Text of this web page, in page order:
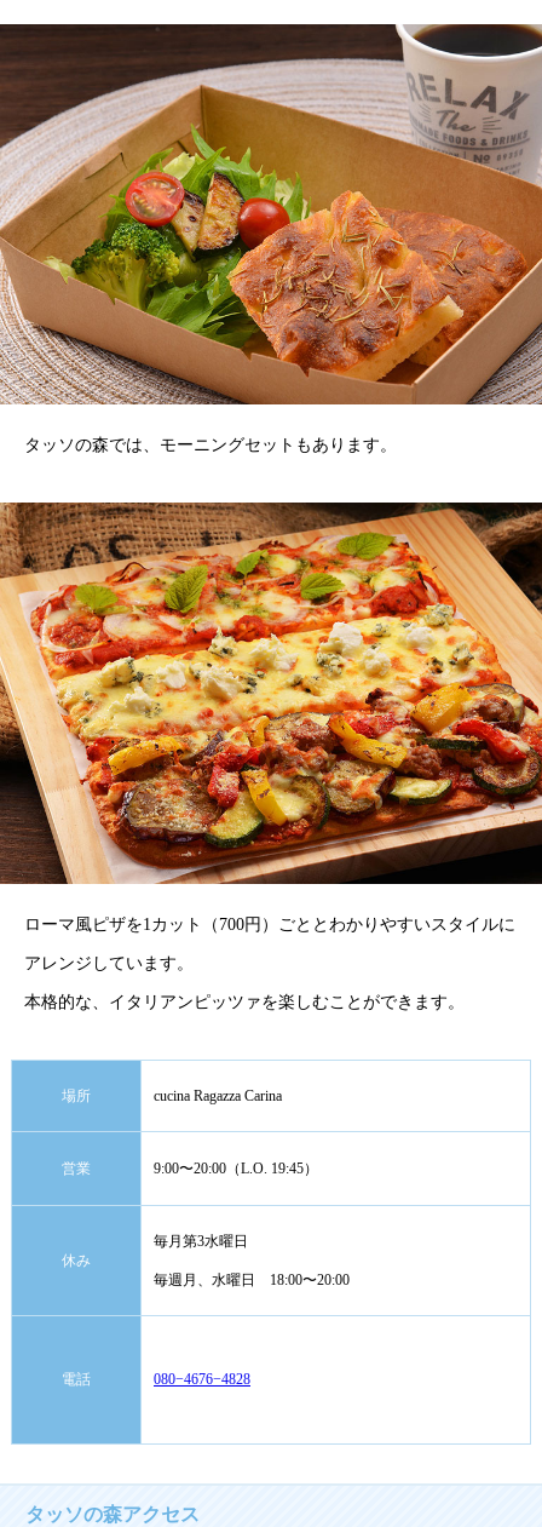
タッソの森では、モーニングセットもあります。
ローマ風ピザを1カット（700円）ごととわかりやすいスタイルに
アレンジしています。
本格的な、イタリアンピッツァを楽しむことができます。
場所 cucina Ragazza Carina
営業 9:00〜20:00（L.O. 19:45）
休み
毎月第3水曜日
毎週月、水曜日 18:00〜20:00
電話 080−4676−4828
タッソの森アクセス